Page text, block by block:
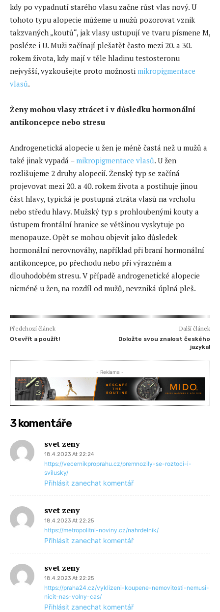
kdy po vypadnutí starého vlasu začne růst vlas nový. U
tohoto typu alopecie můžeme u mužů pozorovat vznik
takzvaných „koutů“, jak vlasy ustupují ve tvaru písmene M,
posléze i U. Muži začínají plešatět často mezi 20. a 30.
rokem života, kdy mají v těle hladinu testosteronu
nejvyšší, vyzkoušejte proto možnosti mikropigmentace
vlasů.
Ženy mohou vlasy ztrácet i v důsledku hormonální
antikoncepce nebo stresu
Androgenetická alopecie u žen je méně častá než u mužů a
také jinak vypadá – mikropigmentace vlasů. U žen
rozlišujeme 2 druhy alopecií. Ženský typ se začíná
projevovat mezi 20. a 40. rokem života a postihuje jinou
část hlavy, typická je postupná ztráta vlasů na vrcholu
nebo středu hlavy. Mužský typ s prohloubenými kouty a
ústupem frontální hranice se většinou vyskytuje po
menopauze. Opět se mohou objevit jako důsledek
hormonální nerovnováhy, například při braní hormonální
antikoncepce, po přechodu nebo při výrazném a
dlouhodobém stresu. V případě androgenetické alopecie
nicméně u žen, na rozdíl od mužů, nevzniká úplná pleš.
Předchozí článek
Otevřít a použít!
Další článek
Doložte svou znalost českého
jazyka!
- Reklama -
3 komentáře
svet zeny
18.4.2023 At 22:24
https://vecernikproprahu.cz/premnozily-se-roztoci-i-
svilusky/
Přihlásit zanechat komentář
svet zeny
18.4.2023 At 22:25
https://metropolitni-noviny.cz/nahrdelnik/
Přihlásit zanechat komentář
svet zeny
18.4.2023 At 22:25
https://praha24.cz/vyklizeni-koupene-nemovitosti-nemusi-
nicit-nas-volny-cas/
Přihlásit zanechat komentář